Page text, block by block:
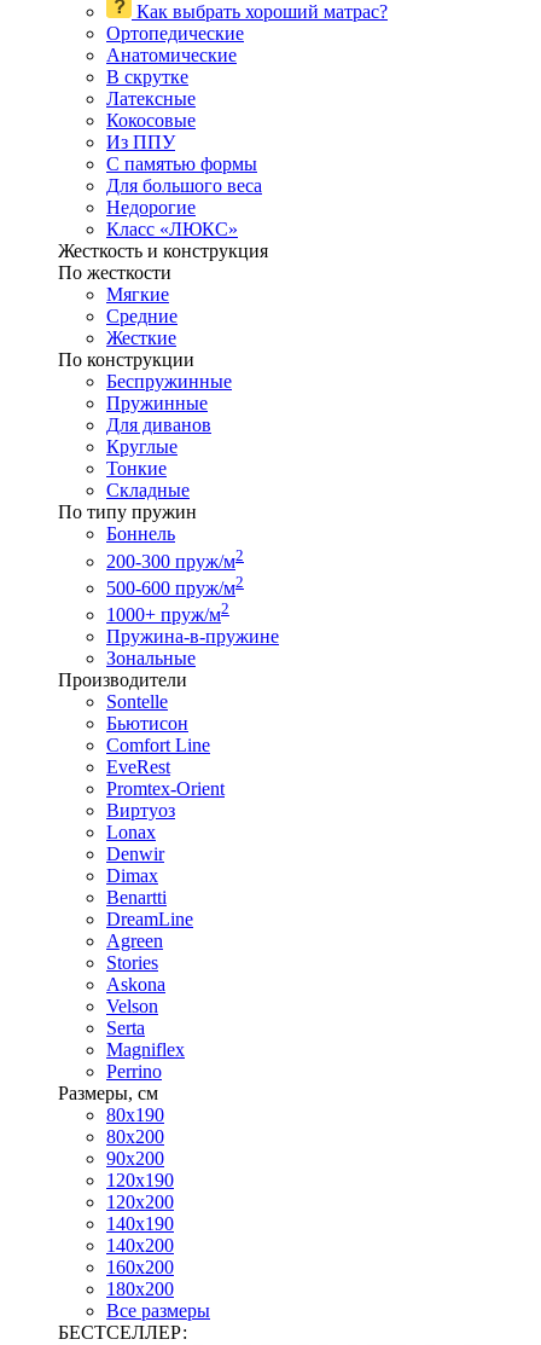
Как выбрать хороший матрас?
Ортопедические
Анатомические
В скрутке
Латексные
Кокосовые
Из ППУ
С памятью формы
Для большого веса
Недорогие
Класс «ЛЮКС»
Жесткость и конструкция
По жесткости
Мягкие
Средние
Жесткие
По конструкции
Беспружинные
Пружинные
Для диванов
Круглые
Тонкие
Складные
По типу пружин
Боннель
200-300 пруж/м2
500-600 пруж/м2
1000+ пруж/м2
Пружина-в-пружине
Зональные
Производители
Sontelle
Бьютисон
Comfort Line
EveRest
Promtex-Orient
Виртуоз
Lonax
Denwir
Dimax
Benartti
DreamLine
Agreen
Stories
Askona
Velson
Serta
Magniflex
Perrino
Размеры, см
80х190
80х200
90х200
120х190
120х200
140х190
140х200
160х200
180х200
Все размеры
БЕСТСЕЛЛЕР: